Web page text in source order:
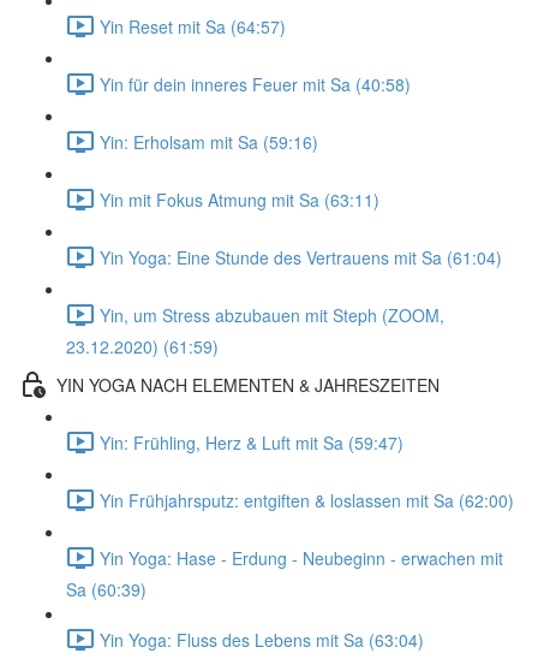
Yin Reset mit Sa (64:57)
Yin für dein inneres Feuer mit Sa (40:58)
Yin: Erholsam mit Sa (59:16)
Yin mit Fokus Atmung mit Sa (63:11)
Yin Yoga: Eine Stunde des Vertrauens mit Sa (61:04)
Yin, um Stress abzubauen mit Steph (ZOOM,
23.12.2020) (61:59)
YIN YOGA NACH ELEMENTEN & JAHRESZEITEN
Yin: Frühling, Herz & Luft mit Sa (59:47)
Yin Frühjahrsputz: entgiften & loslassen mit Sa (62:00)
Yin Yoga: Hase - Erdung - Neubeginn - erwachen mit
Sa (60:39)
Yin Yoga: Fluss des Lebens mit Sa (63:04)